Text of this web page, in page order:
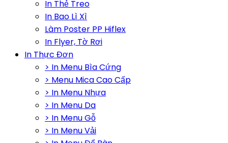
In Thẻ Treo
In Bao Lì Xì
Làm Poster PP Hiflex
In Flyer, Tờ Rơi
In Thực Đơn
> In Menu Bìa Cứng
> Menu Mica Cao Cấp
> In Menu Nhựa
> In Menu Da
> In Menu Gỗ
> In Menu Vải